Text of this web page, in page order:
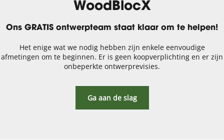
WoodBlocX
Ons GRATIS ontwerpteam staat klaar om te helpen!
Het enige wat we nodig hebben zijn enkele eenvoudige
afmetingen om te beginnen. Er is geen koopverplichting en er zijn
onbeperkte ontwerprevisies.
Ga aan de slag